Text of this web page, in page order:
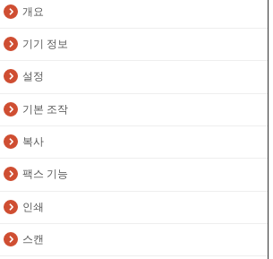
개요
기기 정보
설정
기본 조작
복사
팩스 기능
인쇄
스캔